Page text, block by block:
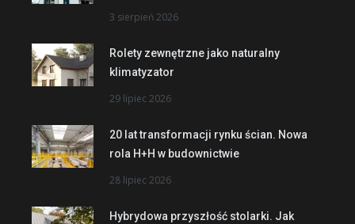
3 sierpień 2026
Rolety zewnętrzne jako naturalny
klimatyzator
29 lipiec 2026
20 lat transformacji rynku ścian. Nowa
rola H+H w budownictwie
28 lipiec 2026
Hybrydowa przyszłość stolarki. Jak